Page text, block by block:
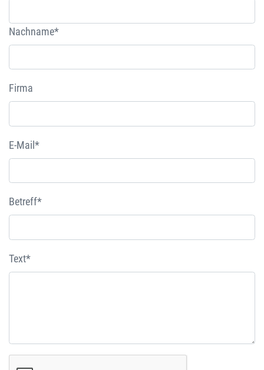
Nachname*
Firma
E-Mail*
Betreff*
Text*